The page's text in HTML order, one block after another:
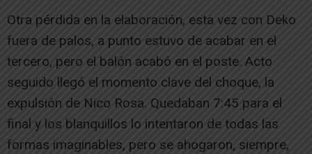
Otra pérdida en la elaboración, esta vez con Deko
fuera de palos, a punto estuvo de acabar en el
tercero, pero el balón acabó en el poste. Acto
seguido llegó el momento clave del choque, la
expulsión de Nico Rosa. Quedaban 7:45 para el
final y los blanquillos lo intentaron de todas las
formas imaginables, pero se ahogaron, siempre,